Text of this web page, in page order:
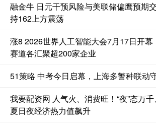
融金牛 日元干预风险与美联储偏鹰预期
持162上方震荡
涨8 2026世界人工智能大会7月17日开幕
赛道各汇聚超200家企业
51策略 中考今日启幕，上海多警种联动
我要配资网 人气火、消费旺！“夜”态万千
夏日夜经济热力值飙升